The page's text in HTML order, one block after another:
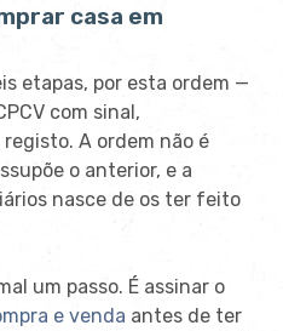
casa em
etapas, por esta ordem —
com sinal,
A ordem não é
o anterior, e a
nasce de os ter feito
um passo. É assinar o
e venda antes de ter